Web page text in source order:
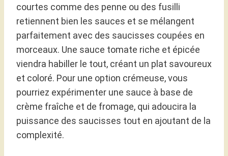
courtes comme des penne ou des fusilli
retiennent bien les sauces et se mélangent
parfaitement avec des saucisses coupées en
morceaux. Une sauce tomate riche et épicée
viendra habiller le tout, créant un plat savoureux
et coloré. Pour une option crémeuse, vous
pourriez expérimenter une sauce à base de
crème fraîche et de fromage, qui adoucira la
puissance des saucisses tout en ajoutant de la
complexité.